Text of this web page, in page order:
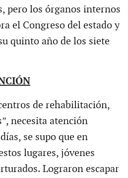
pero los órganos internos
el Congreso del estado y
quinto año de los siete
de rehabilitación,
necesita atención
se supo que en
lugares, jóvenes
Lograron escapar